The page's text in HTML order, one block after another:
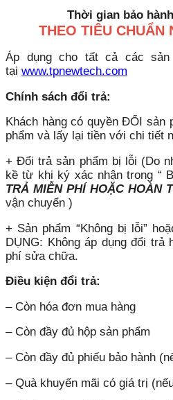
Thời gian bảo hành
THEO TIÊU CHUẨN
Áp dụng cho tất cả các sản
tại www.tpnewtech.com
Chính sách đổi trả:
Khách hàng có quyền ĐỔI sản
phẩm và lấy lại tiền với chi tiết
+ Đổi trả sản phẩm bị lỗi (Do
kề từ khi ký xác nhận trong “
TRẢ MIỄN PHÍ HOẶC HOÀN
vận chuyển )
+ Sản phẩm “Không bị lỗi”
DỤNG: Không áp dụng đổi trả
phí sửa chữa.
Điều kiện đổi trả:
– Còn hóa đơn mua hàng
– Còn đầy đủ hộp sản phẩm
– Còn đầy đủ phiếu bảo hành
– Quà khuyến mãi có giá trị